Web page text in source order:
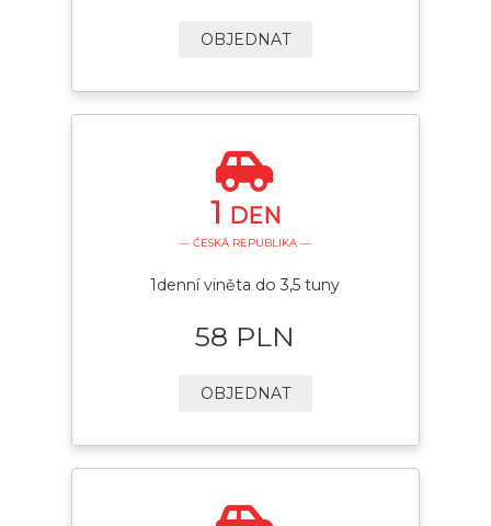
OBJEDNAT
1 DEN
— ČESKÁ REPUBLIKA —
1denní viněta do 3,5 tuny
58 PLN
OBJEDNAT